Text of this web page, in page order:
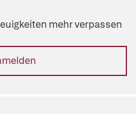
mehr verpassen